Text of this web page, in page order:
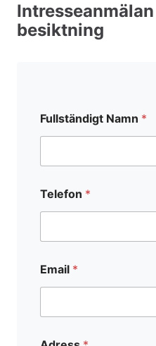
besiktning
Fullständigt Namn *
Telefon *
Email *